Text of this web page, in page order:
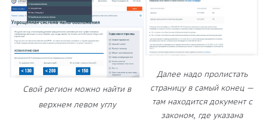
Свой регион можно найти в
верхнем левом углу
Далее надо пролистать
страницу в самый конец —
там находится документ с
законом, где указана